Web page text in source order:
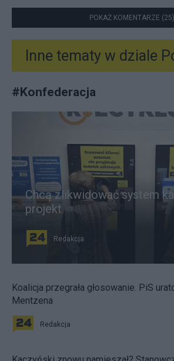
POKAŻ KOMENTARZE (25)
Inne tematy w dziale
#Konfederacja
Chcą zlikwidować system
projekt
Redakcja
Koalicja przegrała głosowanie. PiS
Mentzena
Redakcja